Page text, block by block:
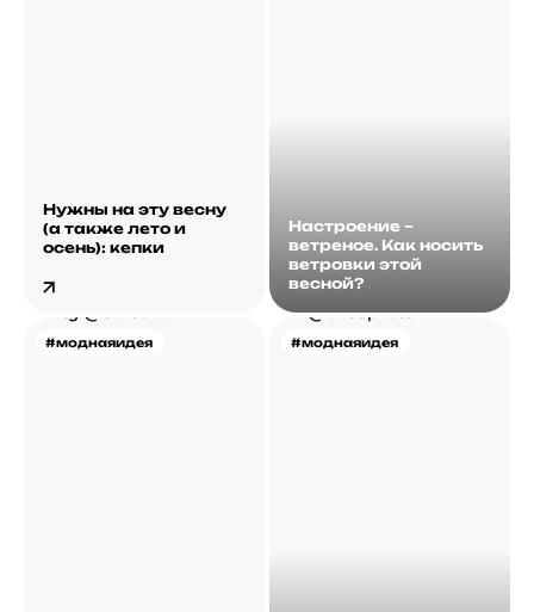
Нужны на эту весну
(а также лето и
осень): кепки
Настроение –
ветреное. Как носить
ветровки этой
весной?
#моднаяидея #моднаяидея